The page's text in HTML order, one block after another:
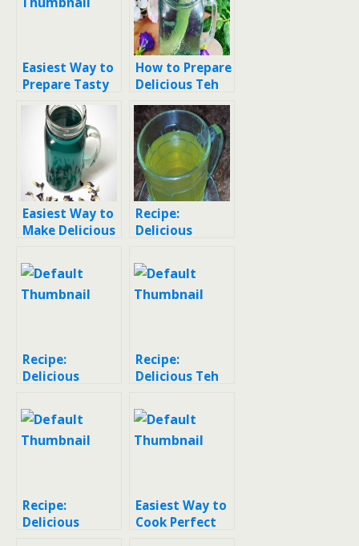
Easiest Way to
Prepare Tasty
Teh Bunga
Telang ft
Lemon Sereh
How to Prepare
Delicious Teh
Bunga Telang
Serai
Easiest Way to
Make Delicious
telang
Recipe:
Delicious
herbal sereh &
lemon
Recipe:
Delicious
Herbal Sereh
Madu Nipis
Recipe:
Delicious Teh
Sereh,
Lemon,Madu
Recipe:
Delicious
Easiest Way to
Cook Perfect